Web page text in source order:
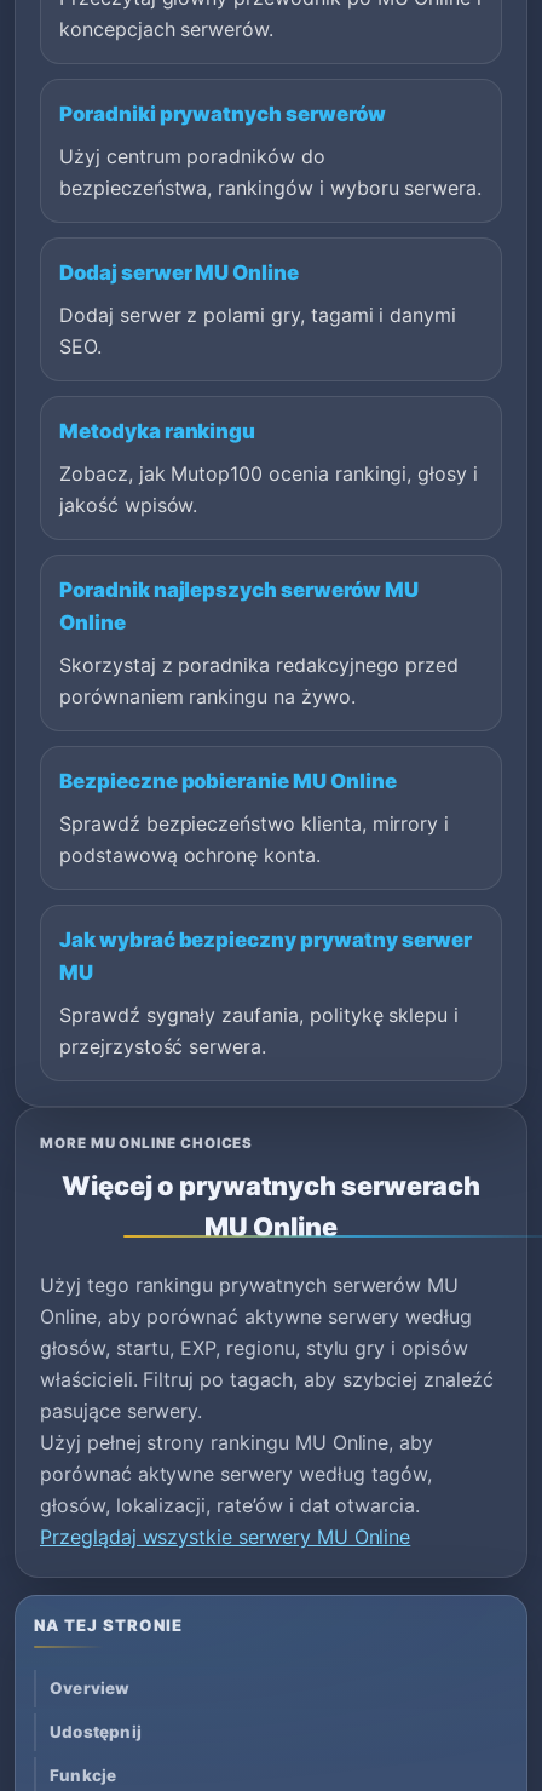
koncepcjach serwerów.
Poradniki prywatnych serwerów
Użyj centrum poradników do
bezpieczeństwa, rankingów i wyboru serwera.
Dodaj serwer MU Online
Dodaj serwer z polami gry, tagami i danymi
SEO.
Metodyka rankingu
Zobacz, jak Mutop100 ocenia rankingi, głosy i
jakość wpisów.
Poradnik najlepszych serwerów MU
Online
Skorzystaj z poradnika redakcyjnego przed
porównaniem rankingu na żywo.
Bezpieczne pobieranie MU Online
Sprawdź bezpieczeństwo klienta, mirrory i
podstawową ochronę konta.
Jak wybrać bezpieczny prywatny serwer
MU
Sprawdź sygnały zaufania, politykę sklepu i
przejrzystość serwera.
MORE MU ONLINE CHOICES
Więcej o prywatnych serwerach
MU Online
Użyj tego rankingu prywatnych serwerów MU
Online, aby porównać aktywne serwery według
głosów, startu, EXP, regionu, stylu gry i opisów
właścicieli. Filtruj po tagach, aby szybciej znaleźć
pasujące serwery.
Użyj pełnej strony rankingu MU Online, aby
porównać aktywne serwery według tagów,
głosów, lokalizacji, rate’ów i dat otwarcia.
Przeglądaj wszystkie serwery MU Online
NA TEJ STRONIE
Overview
Udostępnij
Funkcje